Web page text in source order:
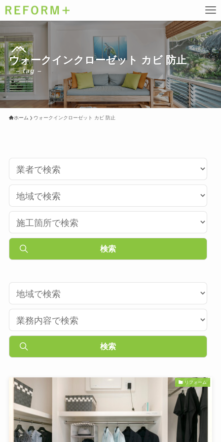
ウォークインクローゼット カビ 防止
– tag –
ホーム ウォークインクローゼット カビ 防止
リフォーム